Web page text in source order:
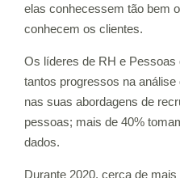
elas conhecessem tão bem
conhecem os clientes.
Os líderes de RH e Pessoas
tantos progressos na
nas suas abordagens de
pessoas; mais de 40%
dados.
Durante 2020, cerca de